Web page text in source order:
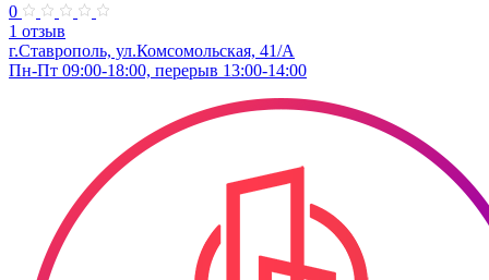
0
1 отзыв
г.Ставрополь, ул.Комсомольская, 41/А
Пн-Пт 09:00-18:00, перерыв 13:00-14:00